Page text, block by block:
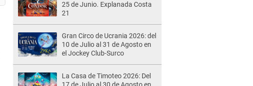
25 de Junio. Explanada Costa
21
Gran Circo de Ucrania 2026: del
10 de Julio al 31 de Agosto en
el Jockey Club-Surco
La Casa de Timoteo 2026: Del